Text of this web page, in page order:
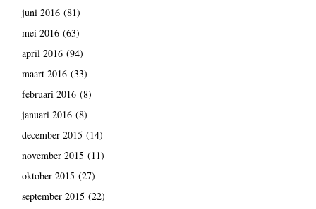
juni 2016(81)
mei 2016(63)
april 2016(94)
maart 2016(33)
februari 2016(8)
januari 2016(8)
december 2015 (14)
november 2015 (11)
oktober 2015 (27)
september 2015 (22)